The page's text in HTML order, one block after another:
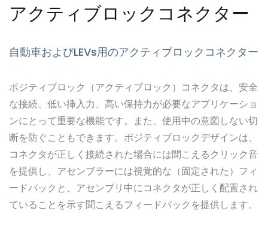
アクティブロックコネクター
自動車およびLEVs用のアクティブロックコネクター
ポジティブロック（アクティブロック）コネクタは、安全
な接続、低い挿入力、高い保持力が必要なアプリケーショ
ンにとって重要な機能です。また、使用中の意図しない切
断を防ぐこともできます。ポジティブロックデザインは、
コネクタが正しく接続された場合には聞こえるクリック音
を提供し、アセンブラーには視覚的な（固定された）フィ
ードバックと、アセンブリ中にコネクタが正しく配置され
ていることを示す聞こえるフィードバックを提供します。